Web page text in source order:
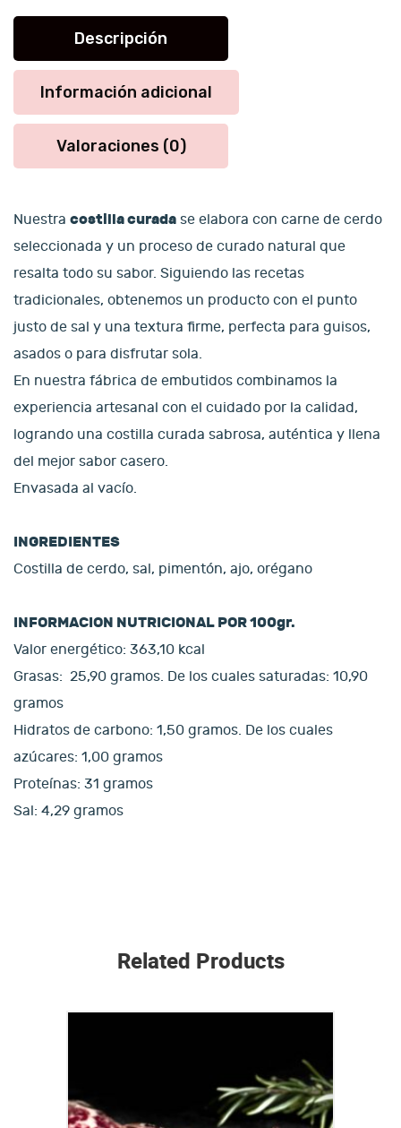
Descripción
Información adicional
Valoraciones (0)
Nuestra costilla curada se elabora con carne de cerdo
seleccionada y un proceso de curado natural que
resalta todo su sabor. Siguiendo las recetas
tradicionales, obtenemos un producto con el punto
justo de sal y una textura firme, perfecta para guisos,
asados o para disfrutar sola.
En nuestra fábrica de embutidos combinamos la
experiencia artesanal con el cuidado por la calidad,
logrando una costilla curada sabrosa, auténtica y llena
del mejor sabor casero.
Envasada al vacío.
INGREDIENTES
Costilla de cerdo, sal, pimentón, ajo, orégano
INFORMACION NUTRICIONAL POR 100gr.
Valor energético: 363,10 kcal
Grasas: 25,90 gramos. De los cuales saturadas: 10,90
gramos
Hidratos de carbono: 1,50 gramos. De los cuales
azúcares: 1,00 gramos
Proteínas: 31 gramos
Sal: 4,29 gramos
Related Products